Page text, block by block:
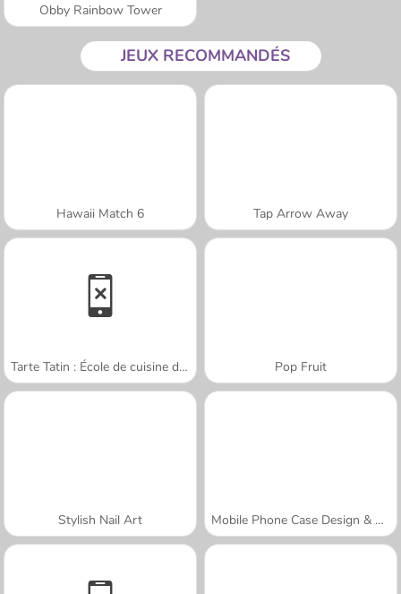
Obby Rainbow Tower
JEUX RECOMMANDÉS
Hawaii Match 6 Tap Arrow Away
Tarte Tatin : École de cuisine de Sara Pop Fruit
Stylish Nail Art Mobile Phone Case Design & DIY